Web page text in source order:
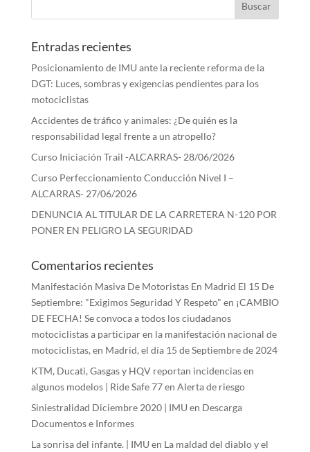
Entradas recientes
Posicionamiento de IMU ante la reciente reforma de la
DGT: Luces, sombras y exigencias pendientes para los
motociclistas
Accidentes de tráfico y animales: ¿De quién es la
responsabilidad legal frente a un atropello?
Curso Iniciación Trail -ALCARRAS- 28/06/2026
Curso Perfeccionamiento Conducción Nivel I –
ALCARRAS- 27/06/2026
DENUNCIA AL TITULAR DE LA CARRETERA N-120 POR
PONER EN PELIGRO LA SEGURIDAD
Comentarios recientes
Manifestación Masiva De Motoristas En Madrid El 15 De
Septiembre: "Exigimos Seguridad Y Respeto" en ¡CAMBIO
DE FECHA! Se convoca a todos los ciudadanos
motociclistas a participar en la manifestación nacional de
motociclistas, en Madrid, el día 15 de Septiembre de 2024
KTM, Ducati, Gasgas y HQV reportan incidencias en
algunos modelos | Ride Safe 77en Alerta de riesgo
Siniestralidad Diciembre 2020 | IMU en Descarga
Documentos e Informes
La sonrisa del infante. | IMU en La maldad del diablo y el